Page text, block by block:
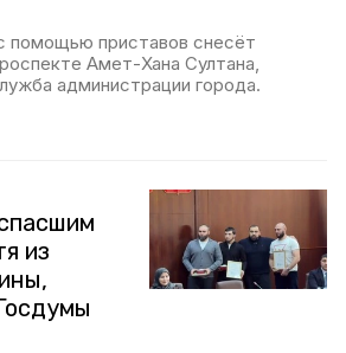
помощью приставов снесёт
Амет-Хана Султана,
администрации города.
из